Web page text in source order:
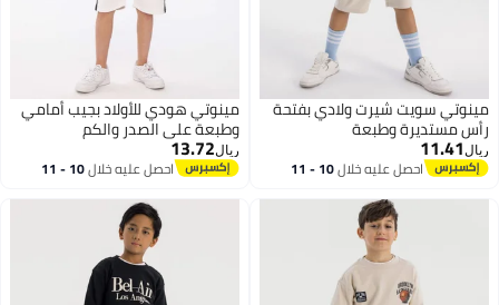
مينوتي سويت شيرت ولادي بفتحة
رأس مستديرة وطبعة
ريال11.41
احصل عليه خلال 10 - 11
مينوتي هودي للأولاد بجيب أمامي
وطبعة على الصدر والكم
ريال13.72
احصل عليه خلال 10 - 11